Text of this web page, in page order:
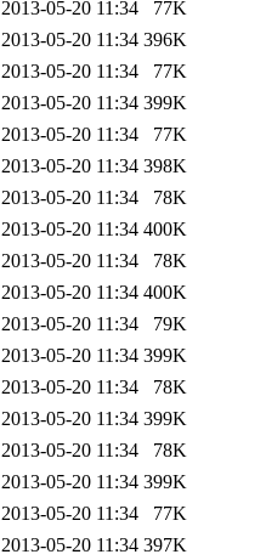
2013-05-20 11:34
77K
2013-05-20 11:34 396K
2013-05-20 11:34
77K
2013-05-20 11:34 399K
2013-05-20 11:34
77K
2013-05-20 11:34 398K
2013-05-20 11:34
78K
2013-05-20 11:34 400K
2013-05-20 11:34
78K
2013-05-20 11:34 400K
2013-05-20 11:34
79K
2013-05-20 11:34 399K
2013-05-20 11:34
78K
2013-05-20 11:34 399K
2013-05-20 11:34
78K
2013-05-20 11:34 399K
2013-05-20 11:34
77K
2013-05-20 11:34 397K